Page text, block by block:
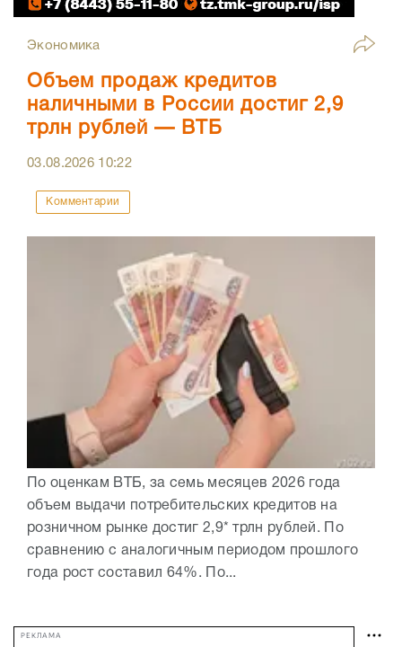
Экономика
Объем продаж кредитов
наличными в России достиг 2,9
трлн рублей — ВТБ
03.08.2026 10:22
Комментарии
По оценкам ВТБ, за семь месяцев 2026 года
объем выдачи потребительских кредитов на
розничном рынке достиг 2,9* трлн рублей. По
сравнению с аналогичным периодом прошлого
года рост составил 64%. По...
РЕКЛАМА